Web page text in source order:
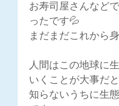
お寿司屋さんなど
ったです💦
まだまだこれから
人間はこの地球に
いくことが大事だ
知らないうちに生